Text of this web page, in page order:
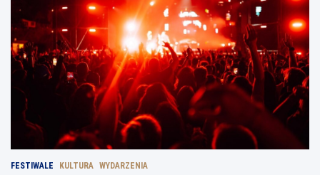
FESTIWALE KULTURA WYDARZENIA